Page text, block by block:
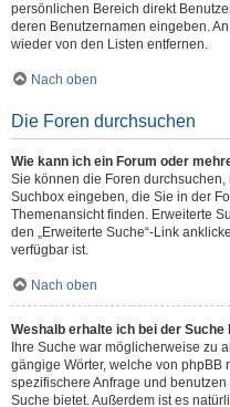
persönlichen Bereich direkt
deren Benutzernamen eingeben.
wieder von den Listen entfernen.
Nach oben
Die Foren durchsuchen
Wie kann ich ein Forum oder
Sie können die Foren
Suchbox eingeben, die Sie in der
Themenansicht finden. Erweiterte
den „Erweiterte Suche“-Link
verfügbar ist.
Nach oben
Weshalb erhalte ich bei der
Ihre Suche war möglicherweise zu
gängige Wörter, welche von phpBB
spezifischere Anfrage und
Suche bietet. Außerdem ist es